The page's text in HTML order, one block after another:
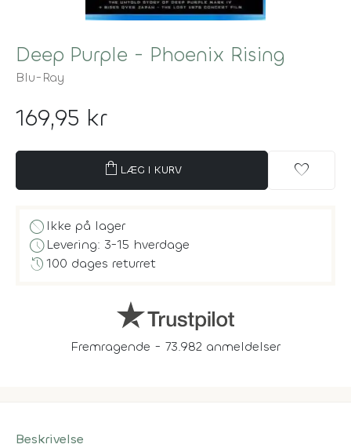
Deep Purple - Phoenix Rising
Blu-Ray
169,95 kr
shopping_bag LÆG I KURV favorite
block Ikke på lager
scheduleLevering: 3-15 hverdage
history100 dages returret
Fremragende - 73.982 anmeldelser
Beskrivelse